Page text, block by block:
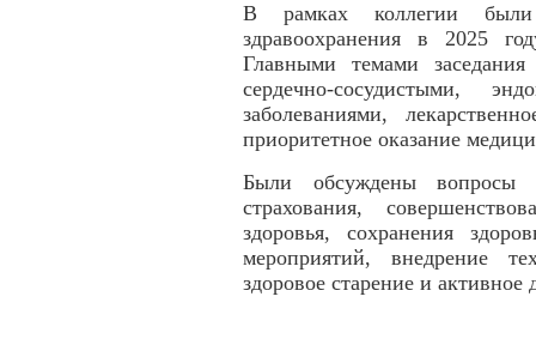
В рамках коллегии были
здравоохранения в 2025
Главными темами
сердечно-сосудистыми,
заболеваниями,
приоритетное оказание
Были обсуждены вопросы
страхования,
здоровья, сохранения
мероприятий, внедрение
здоровое старение и активное